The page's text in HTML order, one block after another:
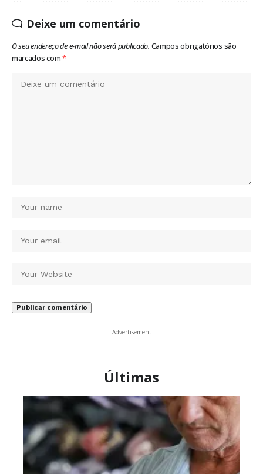
Deixe um comentário
O seu endereço de e-mail não será publicado. Campos obrigatórios são
marcados com*
- Advertisement -
Últimas